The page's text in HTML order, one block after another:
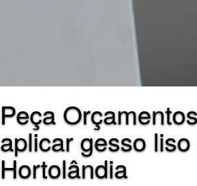
Peça
aplicar gesso
Hortolândia